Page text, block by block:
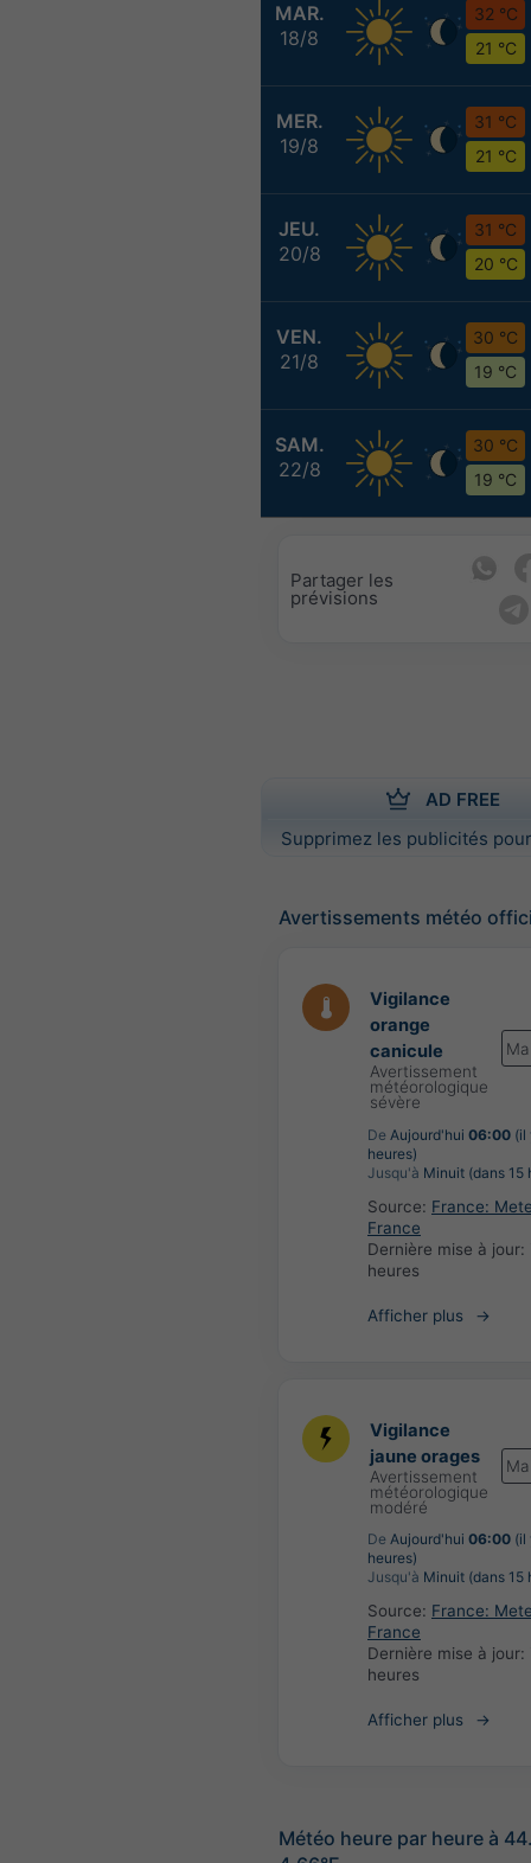
MAR.
18/8
32 °C
21 °C
MER.
19/8
31 °C
21 °C
JEU.
20/8
31 °C
20 °C
VEN.
21/8
30 °C
19 °C
SAM.
22/8
30 °C
19 °C
Partager les
prévisions
AD FREE
Supprimez les publicités
Avertissements météo
Vigilance
orange
canicule
Avertissement
météorologique
sévère
De Aujourd'hui 06:00 (il
heures)
Jusqu'à Minuit (dans 15
Source: France:
France
Dernière mise à jour:
heures
Afficher plus
Vigilance
jaune orages
Avertissement
météorologique
modéré
De Aujourd'hui 06:00 (il
heures)
Jusqu'à Minuit (dans 15
Source: France:
France
Dernière mise à jour:
heures
Afficher plus
Météo heure par heure à